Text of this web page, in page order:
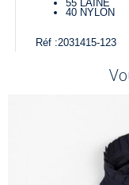
55 LAINE
40 NYLON
Réf :2031415-123